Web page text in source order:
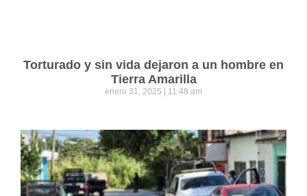
Torturado y sin vida dejaron a un hombre en
Tierra Amarilla
enero 31, 2025 11:48 am